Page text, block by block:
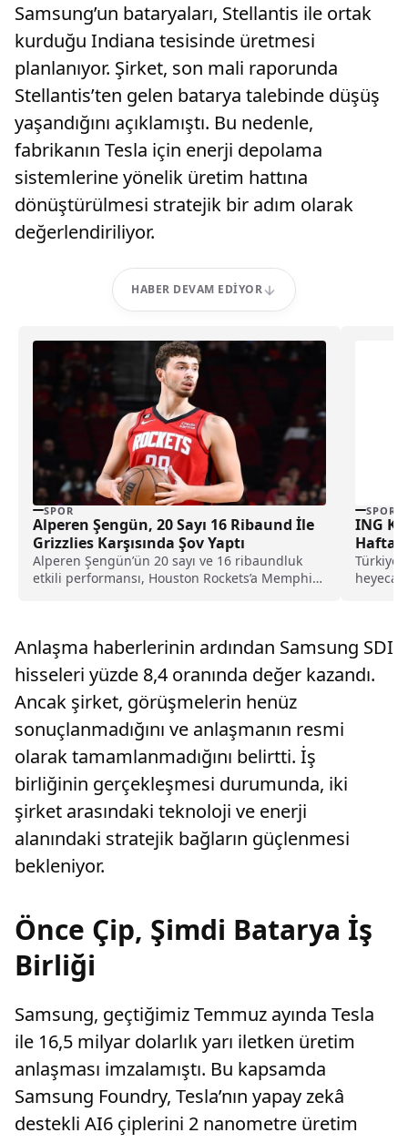
Samsung’un bataryaları, Stellantis ile ortak
kurduğu Indiana tesisinde üretmesi
planlanıyor. Şirket, son mali raporunda
Stellantis’ten gelen batarya talebinde düşüş
yaşandığını açıklamıştı. Bu nedenle,
fabrikanın Tesla için enerji depolama
sistemlerine yönelik üretim hattına
dönüştürülmesi stratejik bir adım olarak
değerlendiriliyor.
HABER DEVAM EDIYOR
SPOR
Alperen Şengün, 20 Sayı 16 Ribaund İle
Grizzlies Karşısında Şov Yaptı
Alperen Şengün’ün 20 sayı ve 16 ribaundluk
etkili performansı, Houston Rockets’a Memphis
SPOR
ING
Hafta
Türkiye
Anlaşma haberlerinin ardından Samsung SDI
hisseleri yüzde 8,4 oranında değer kazandı.
Ancak şirket, görüşmelerin henüz
sonuçlanmadığını ve anlaşmanın resmi
olarak tamamlanmadığını belirtti. İş
birliğinin gerçekleşmesi durumunda, iki
şirket arasındaki teknoloji ve enerji
alanındaki stratejik bağların güçlenmesi
bekleniyor.
Önce Çip, Şimdi Batarya İş
Birliği
Samsung, geçtiğimiz Temmuz ayında Tesla
ile 16,5 milyar dolarlık yarı iletken üretim
anlaşması imzalamıştı. Bu kapsamda
Samsung Foundry, Tesla’nın yapay zekâ
destekli AI6 çiplerini 2 nanometre üretim